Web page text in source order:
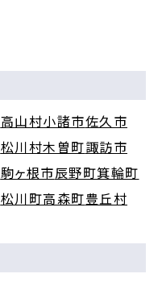
高山村小諸市佐久市
松川村木曽町諏訪市
駒ヶ根市辰野町箕輪町
松川町高森町豊丘村